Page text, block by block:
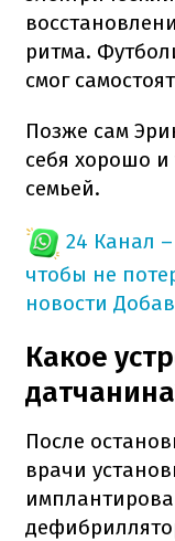
ритма.
смог
Позже сам
себя хорошо и
семьей.
24 Канал
чтобы не
новости
Какое
После
врачи